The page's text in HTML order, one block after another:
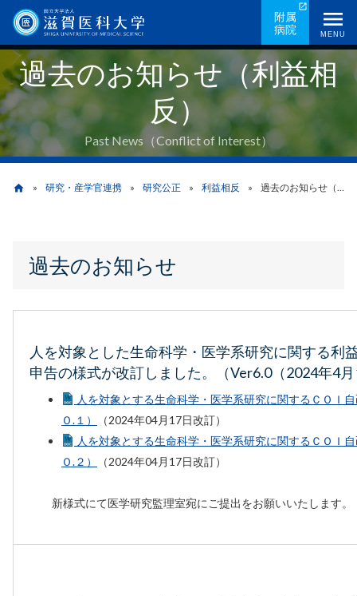
ン
コ
テ
ン
ツ
附属
病院
MENU
過去のお知らせ（利益相
反）
Past News（Conflict of Interest）
ン
home 研究・産学官連携 研究公正 利益相反 過去のお知らせ（利益相反）
過去のお知らせ
人を対象とした生命科学・医学系研究に関する利
申告の様式が改訂しました。（Ver6.0（2024年4
人を対象とする生命科学・医学系研究に関するＣＯＩ
Ｏ.１）
（2024年04月17日改訂）
人を対象とする生命科学・医学系研究に関するＣＯＩ
Ｏ.２）
（2024年04月17日改訂）
新様式にて医学研究監理室宛にご提出をお願いいたします。